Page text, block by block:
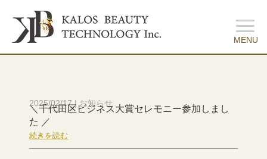
2025/02/17| お知らせ
＼千代田区ビジネス大賞セレモニー参加しまし
た ／
続きを読む